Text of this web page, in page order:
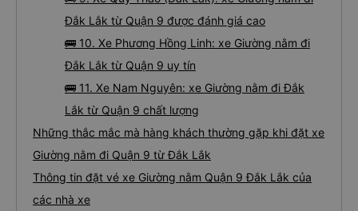
Đắk Lắk từ Quận 9 được đánh giá cao
🚌 10. Xe Phương Hồng Linh: xe Giường nằm đi
Đắk Lắk từ Quận 9 uy tín
🚌 11. Xe Nam Nguyên: xe Giường nằm đi Đắk
Lắk từ Quận 9 chất lượng
Những thắc mắc mà hàng khách thường gặp khi đặt xe
Giường nằm đi Quận 9 từ Đắk Lắk
Thông tin đặt vé xe Giường nằm Quận 9 Đắk Lắk của
các nhà xe